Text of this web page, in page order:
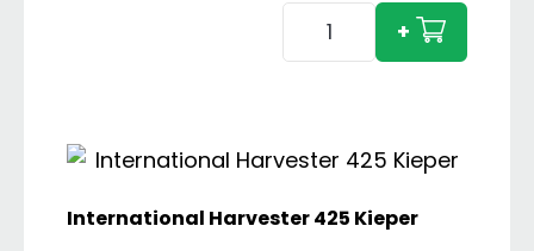
Grimme
SE260
+
International Harvester 425 Kieper